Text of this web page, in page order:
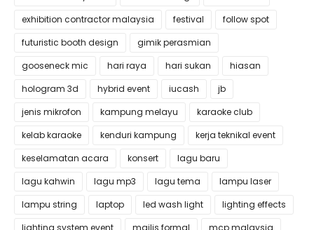
exhibition contractor malaysia
festival
follow spot
futuristic booth design
gimik perasmian
gooseneck mic
hari raya hari sukan
hiasan
hologram 3d
hybrid event iucash
jb
jenis mikrofon
kampung melayu
karaoke club
kelab karaoke
kenduri kampung
kerja teknikal event
keselamatan acara
konsert
lagu baru
lagu kahwin
lagu mp3 lagu tema
lampu laser
lampu string
laptop led wash light
lighting effects
lighting system event
majlis formal
mcp malaysia